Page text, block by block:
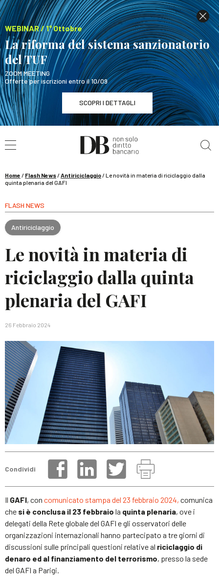
WEBINAR / 1° Ottobre
La riforma del sistema sanzionatorio
del TUF
ZOOM MEETING
Offerte per iscrizioni entro il 10/09
SCOPRI I DETTAGLI
WEBINAR / 1° Ottobre
La riforma del sistema sanzionatorio del TUF
Home / Flash News/Antiriciclaggio/Le novità in materia di riciclaggio dalla
quinta plenaria del GAFI
FLASH NEWS
Antiriciclaggio
Le novità in materia di
riciclaggio dalla quinta
plenaria del GAFI
26 Febbraio 2024
Condividi
Il GAFI, con comunicato stampa del 23 febbraio 2024, comunica
che si è conclusa il 23 febbraio la quinta plenaria, ove i
delegati della Rete globale del GAFI e gli osservatori delle
organizzazioni internazionali hanno partecipato a tre giorni di
discussioni sulle principali questioni relative al riciclaggio di
denaro ed al finanziamento del terrorismo, presso la sede
del GAFI a Parigi.